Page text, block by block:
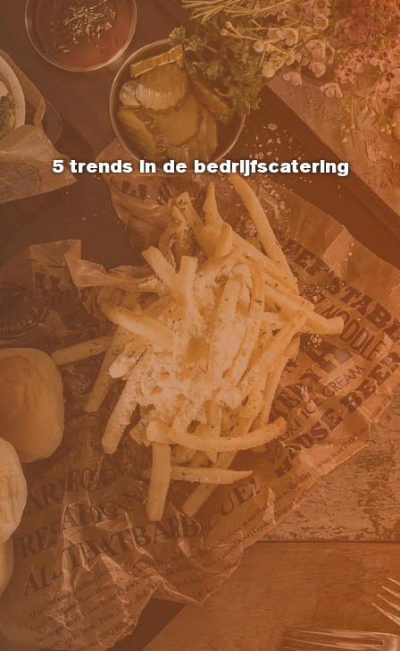
5 trends in de bedrijfscatering